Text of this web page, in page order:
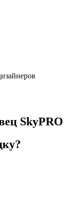
SkyPRO